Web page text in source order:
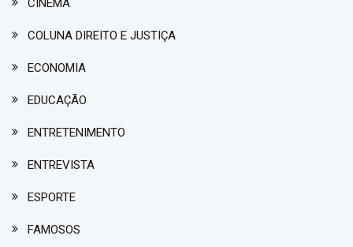
CINEMA
COLUNA DIREITO E JUSTIÇA
ECONOMIA
EDUCAÇÃO
ENTRETENIMENTO
ENTREVISTA
ESPORTE
FAMOSOS